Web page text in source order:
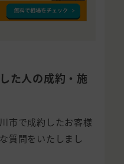
た人の成約・施
市で成約したお客様
質問をいたしまし